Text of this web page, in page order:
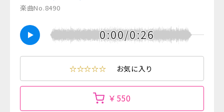
楽曲No.8490
0:00/0:26
☆☆☆☆☆ お気に入り
￥550